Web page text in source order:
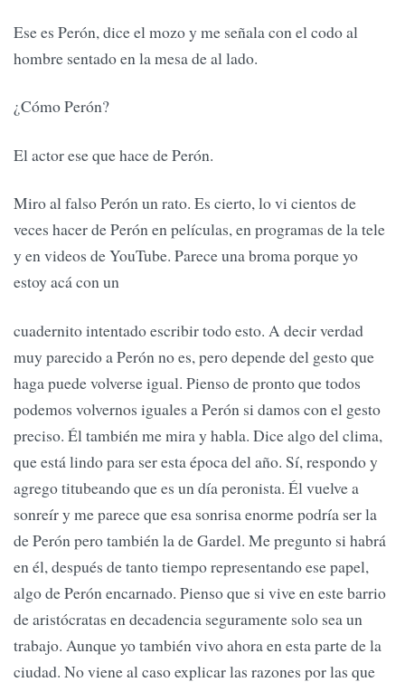
Ese es Perón, dice el mozo y me señala con el codo al
hombre sentado en la mesa de al lado.
¿Cómo Perón?
El actor ese que hace de Perón.
Miro al falso Perón un rato. Es cierto, lo vi cientos de
veces hacer de Perón en películas, en programas de la tele
y en videos de YouTube. Parece una broma porque yo
estoy acá con un
cuadernito intentado escribir todo esto. A decir verdad
muy parecido a Perón no es, pero depende del gesto que
haga puede volverse igual. Pienso de pronto que todos
podemos volvernos iguales a Perón si damos con el gesto
preciso. Él también me mira y habla. Dice algo del clima,
que está lindo para ser esta época del año. Sí, respondo y
agrego titubeando que es un día peronista. Él vuelve a
sonreír y me parece que esa sonrisa enorme podría ser la
de Perón pero también la de Gardel. Me pregunto si habrá
en él, después de tanto tiempo representando ese papel,
algo de Perón encarnado. Pienso que si vive en este barrio
de aristócratas en decadencia seguramente solo sea un
trabajo. Aunque yo también vivo ahora en esta parte de la
ciudad. No viene al caso explicar las razones por las que